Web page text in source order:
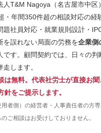
人T&M Nagoya（名古屋市中区
・年間350件超の相談対応の経
題社員対応・就業規則設計・
を誤れない局面の労務を企業側
です。顧問契約では、日々の判
します。
は無料。代表社労士が直接お
針をご提示します。
者側）の経営者・人事責任者の方専
ご相談はお受けしておりません。